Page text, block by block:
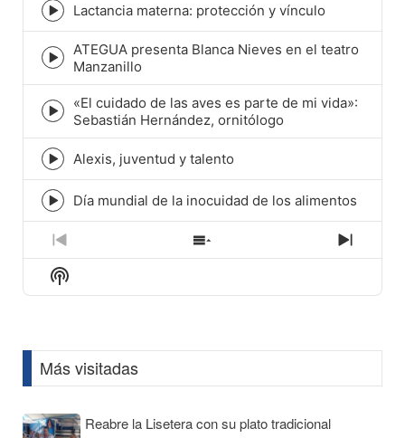
Episode
play
icon
Lactancia materna: protección y vínculo
Episode
play
icon
ATEGUA presenta Blanca Nieves en el teatro
Manzanillo
Episode
play
icon
«El cuidado de las aves es parte de mi vida»:
Sebastián Hernández, ornitólogo
Episode
play
icon
Alexis, juventud y talento
Episode
play
icon
Día mundial de la inocuidad de los alimentos
Previous
Episode
Show
Episodes
Next
Show
Podcast
Más visitadas
Reabre la Lisetera con su plato tradicional